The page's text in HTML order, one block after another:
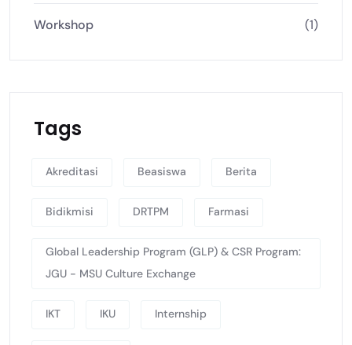
Workshop (1)
Tags
Akreditasi Beasiswa Berita
Bidikmisi DRTPM Farmasi
Global Leadership Program (GLP) & CSR Program:
JGU - MSU Culture Exchange
IKT IKU Internship